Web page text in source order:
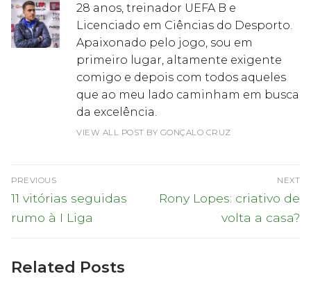
28 anos, treinador UEFA B e
Licenciado em Ciências do Desporto.
Apaixonado pelo jogo, sou em
primeiro lugar, altamente exigente
comigo e depois com todos aqueles
que ao meu lado caminham em busca
da excelência.
VIEW ALL POST BY GONÇALO CRUZ
Navegação
de
artigos
PREVIOUS
Previous
post:
11 vitórias seguidas
rumo à I Liga
NEXT
Next
Rony Lopes: criativo de
volta a casa?
Related Posts